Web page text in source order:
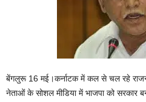
बेंगलुरू 16 मई।कर्नाटक में कल से चल रहे
नेताओं के सोशल मीडिया में भाजपा को सरकार